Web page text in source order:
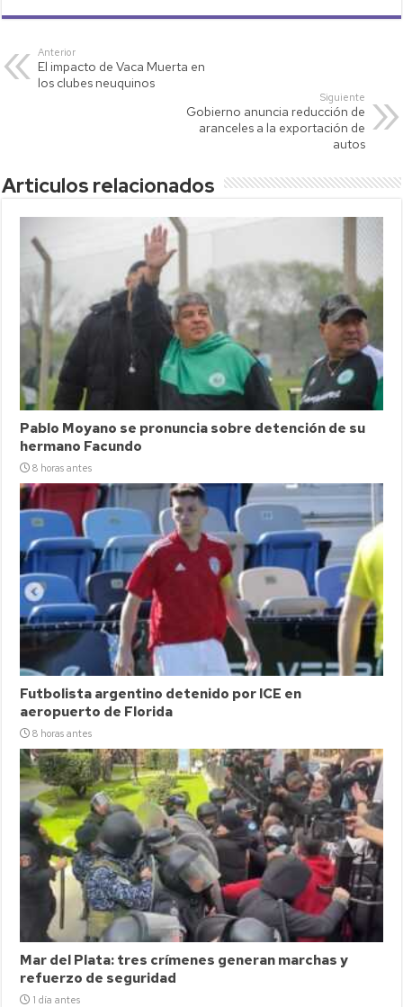
at
s
A
tt p
Li
ail m
ar
tir
Anterior
El impacto de Vaca Muerta en
los clubes neuquinos
Siguiente
Gobierno anuncia reducción de
aranceles a la exportación de
autos
Articulos relacionados
Pablo Moyano se pronuncia sobre detención de su
hermano Facundo
8 horas antes
Futbolista argentino detenido por ICE en
aeropuerto de Florida
8 horas antes
Mar del Plata: tres crímenes generan marchas y
refuerzo de seguridad
1 día antes